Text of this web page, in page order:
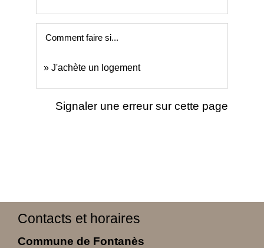
Comment faire si...
J'achète un logement
Signaler une erreur sur cette page
Contacts et horaires
Commune de Fontanès